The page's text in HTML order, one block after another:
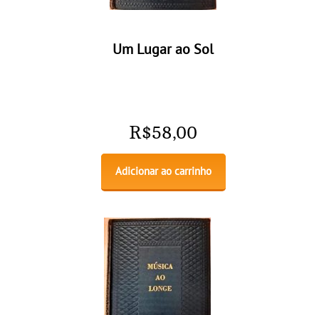
Um Lugar ao Sol
R$58,00
Adicionar ao carrinho